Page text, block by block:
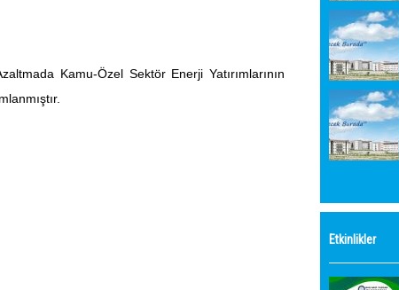
Kamu-Özel Sektör Enerji Yatırımlarının
Etkinlikler